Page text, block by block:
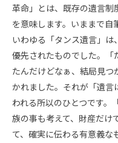
革命」とは、既存の遺言制
を意味します。いままで自
いわゆる「タンス遺言」
優先されたものでした。「
たんだけどなぁ、結局見
かれました。それが「遺
われる所以のひとつです。
族の事も考えて、財産だけ
て、確実に伝わる有意義な